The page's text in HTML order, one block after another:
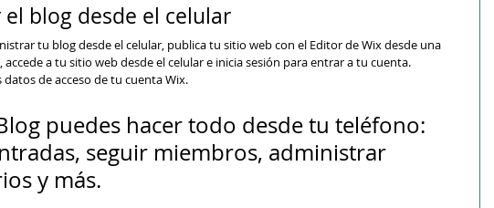
blog desde el celular
tu blog desde el celular, publica tu sitio web con el Editor de Wix desde una
a tu sitio web desde el celular e inicia sesión para entrar a tu cuenta.
datos de acceso de tu cuenta Wix.
puedes hacer todo desde tu teléfono:
seguir miembros, administrar
y más.